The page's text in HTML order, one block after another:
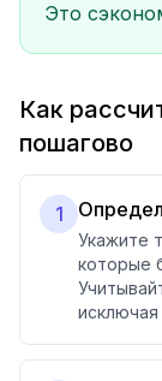
Это
Как
пошагово
1
Укажите
которые